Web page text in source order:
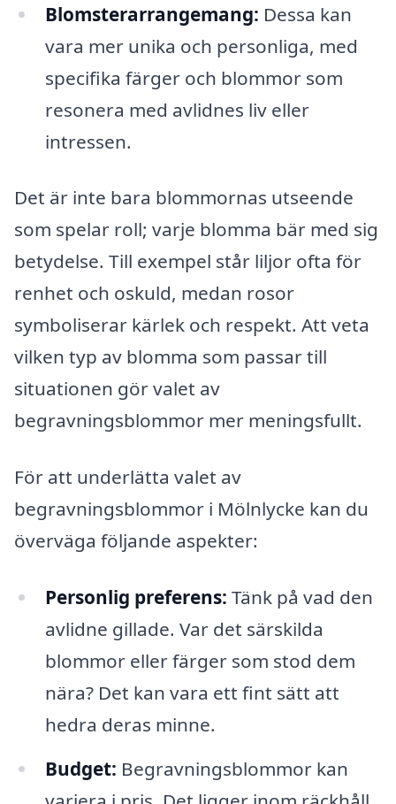
Blomsterarrangemang: Dessa kan
vara mer unika och personliga, med
specifika färger och blommor som
resonera med avlidnes liv eller
intressen.
Det är inte bara blommornas utseende
som spelar roll; varje blomma bär med sig
betydelse. Till exempel står liljor ofta för
renhet och oskuld, medan rosor
symboliserar kärlek och respekt. Att veta
vilken typ av blomma som passar till
situationen gör valet av
begravningsblommor mer meningsfullt.
För att underlätta valet av
begravningsblommor i Mölnlycke kan du
överväga följande aspekter:
Personlig preferens: Tänk på vad den
avlidne gillade. Var det särskilda
blommor eller färger som stod dem
nära? Det kan vara ett fint sätt att
hedra deras minne.
Budget: Begravningsblommor kan